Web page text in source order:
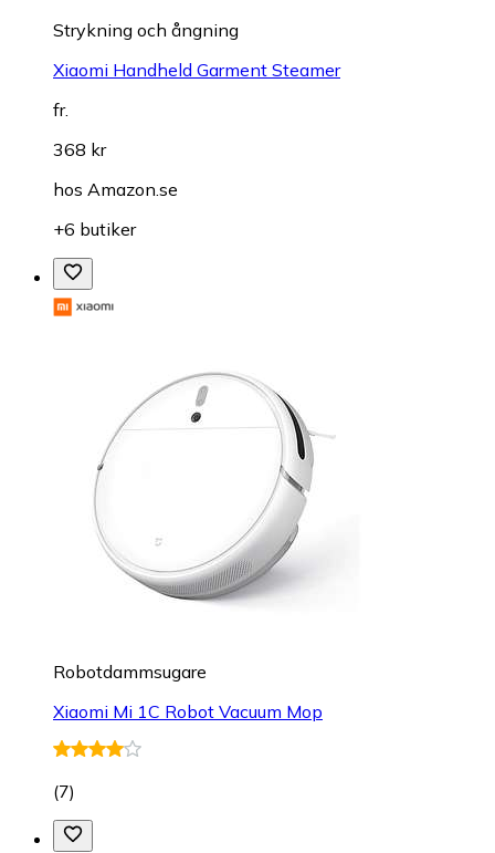
Strykning och ångning
Xiaomi Handheld Garment Steamer
fr.
368 kr
hos Amazon.se
+6 butiker
Robotdammsugare
Xiaomi Mi 1C Robot Vacuum Mop
(7)